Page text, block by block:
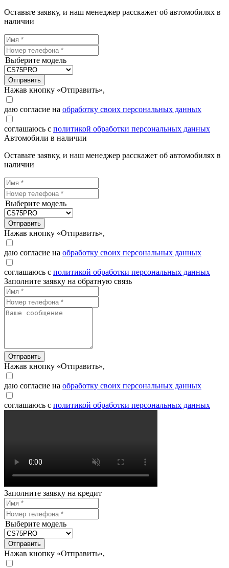
Оставьте заявку, и наш менеджер расскажет об автомобилях в
наличии
Выберите модель
Отправить
Нажав кнопку «Отправить»,
даю согласие на обработку своих персональных данных
соглашаюсь с политикой обработки персональных данных
Автомобили в наличии
Оставьте заявку, и наш менеджер расскажет об автомобилях в
наличии
Выберите модель
Отправить
Нажав кнопку «Отправить»,
даю согласие на обработку своих персональных данных
соглашаюсь с политикой обработки персональных данных
Заполните заявку на обратную связь
Отправить
Нажав кнопку «Отправить»,
даю согласие на обработку своих персональных данных
соглашаюсь с политикой обработки персональных данных
Заполните заявку на кредит
Выберите модель
Отправить
Нажав кнопку «Отправить»,